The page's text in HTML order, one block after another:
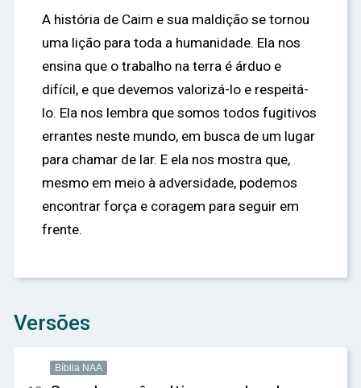
A história de Caim e sua maldição se tornou
uma lição para toda a humanidade. Ela nos
ensina que o trabalho na terra é árduo e
difícil, e que devemos valorizá-lo e respeitá-
lo. Ela nos lembra que somos todos fugitivos
errantes neste mundo, em busca de um lugar
para chamar de lar. E ela nos mostra que,
mesmo em meio à adversidade, podemos
encontrar força e coragem para seguir em
frente.
Versões
Bíblia NAA